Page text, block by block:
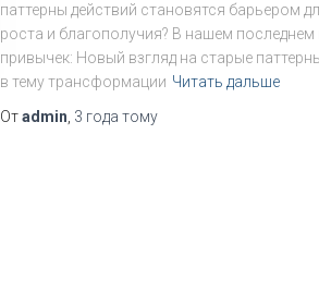
паттерны действий становятся барьером
роста и благополучия? В нашем последнем
привычек: Новый взгляд на старые
в тему трансформации Читать дальше
Отadmin 3 года тому